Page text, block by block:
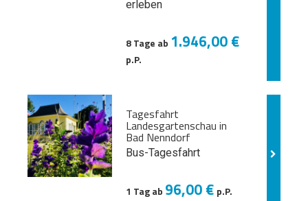
erleben
8 Tage ab 1.946,00 €
p.P.
Tagesfahrt
Landesgartenschau in
Bad Nenndorf
Bus-Tagesfahrt
1 Tag ab 96,00 € p.P.